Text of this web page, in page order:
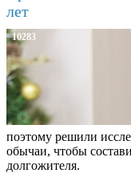
лет
10283
поэтому решили
обычаи, чтобы
долгожителя.